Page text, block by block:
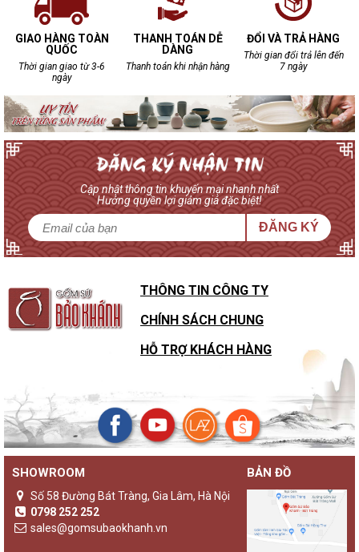
- Mặt trong nếu có Gồ ghề chấp nhận được do đặc tính sản
xuất thủ công cho nên 100 chum đều không giống nhau.
GIAO HÀNG TOÀN
QUỐC
Thời gian giao từ 3-6
ngày
THANH TOÁN DỄ
DÀNG
Thanh toán khi nhận hàng
ĐỔI VÀ TRẢ HÀNG
Thời gian đổi trả lên đến
7 ngày
Cập nhật thông tin khuyến mại nhanh nhất
Hưởng quyền lợi giảm giá đặc biệt!
ĐĂNG KÝ
THÔNG TIN CÔNG TY
CHÍNH SÁCH CHUNG
HỖ TRỢ KHÁCH HÀNG
SHOWROOM
Số 58 Đường Bát Tràng, Gia Lâm, Hà Nội
0798 252 252
sales@gomsubaokhanh.vn
BẢN ĐỒ